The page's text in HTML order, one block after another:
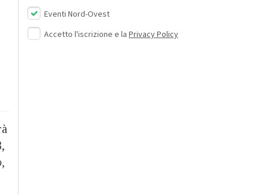
Eventi Nord-Ovest
Accetto l'iscrizione e la Privacy Policy